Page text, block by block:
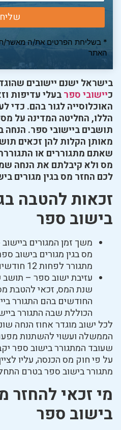
* בשליחת הפרטים את/ה מאשר/
האתר
בישראל ישנם יישובים
כיישובי ספרבעלי עדיפות
האוכלוסייה לגור בהם. כדי
הללו, החליטה המדינה על
תושבים ביישובי ספר.
מאותן הקלות להן זכאים
שאתם מתגוררים או
מס ולא קיבלתם את הנחה
לכם החזר מס בגין מגורים
זכאות להטבה
בישוב ספר
משך זמן המגורים
מס בגין מגורים בישוב
מתגורר לפחות 12 חודשים ביישוב.
עזיבת ישוב ספר – תושב
שנת המס, זכאי להטבת
החודשים בהם התגורר
הכוללת שבה התגורר ביישוב
לכל ישוב מוגדר אחוז הנחה
הממשלה ועשוי להשתנות
שעובד המתגורר בישוב ספר
על פי חוק מס הכנסה, עליו
מתגורר בישוב ספר בטרם
מי זכאי להחזר
בישוב ספר